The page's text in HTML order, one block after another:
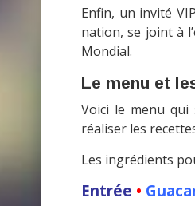
Enfin, un invité
nation, se joint à
Mondial.
Le menu et
Voici le menu
réaliser les
Les ingrédients
Entrée •